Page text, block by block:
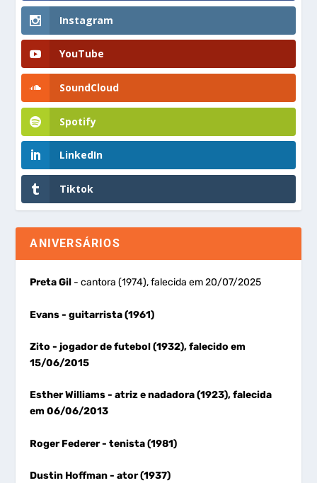
Instagram
YouTube
SoundCloud
Spotify
LinkedIn
Tiktok
ANIVERSÁRIOS
Preta Gil - cantora (1974), falecida em 20/07/2025
Evans- guitarrista (1961)
Zito- jogador de futebol (1932), falecido em
15/06/2015
Esther Williams- atriz e nadadora (1923), falecida
em 06/06/2013
Roger Federer- tenista (1981)
Dustin Hoffman- ator (1937)